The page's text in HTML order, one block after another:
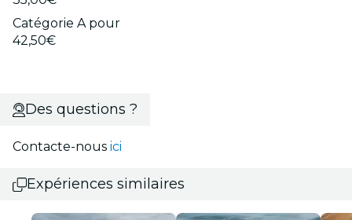
Catégorie A pour
42,50€
Des questions ?
Contacte-nous ici
Expériences similaires